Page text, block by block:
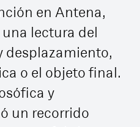
en Antena,
lectura del
desplazamiento,
o el objeto final.
y
un recorrido